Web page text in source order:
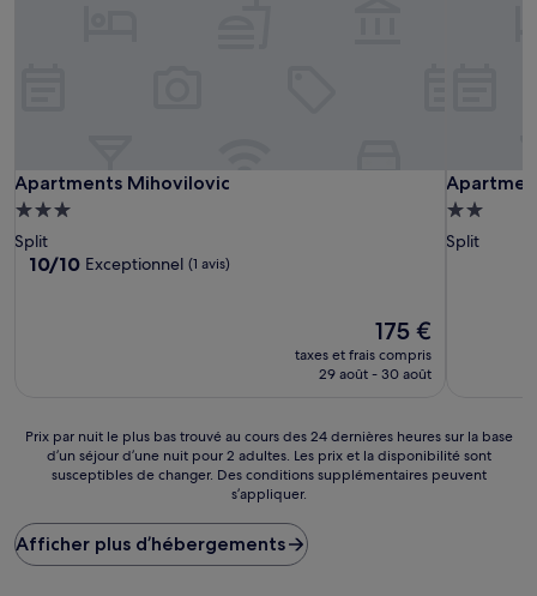
Apartments Mihovilovic
Apartments Mihovilovic
Hébergement
3.0 étoiles
Split
10.0
10/10 Exceptionnel (1 avis)
Le
nouveau
prix
175 €
175 €
taxes et frais compris
29 août - 30 août
2.0 étoiles
Split
Prix
plus
bas
trouvé
Prix par nuit le plus bas trouvé au cours des 24 dernières heures sur la base
d’un séjour d’une nuit pour 2 adultes. Les prix et la disponibilité sont
susceptibles de changer. Des conditions supplémentaires peuvent
s’appliquer.
Afficher plus d’hébergements